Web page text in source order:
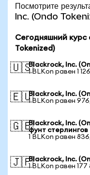
Посмотрите
Inc. (Ondo
Сегодняшний курс
Tokenized)
🇺🇸Blackrock, Inc.
1 BLKon равен 1
🇪🇺Blackrock, Inc.
1 BLKon равен
🇬🇧Blackrock, Inc.
фунт стерлингов
1 BLKon равен
🇯🇵Blackrock, Inc.
1 BLKon равен 177